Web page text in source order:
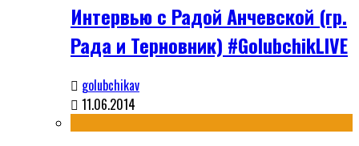
Интервью с Радой Анчевской (гр.
Рада и Терновник) #GolubchikLIVE
golubchikav
11.06.2014